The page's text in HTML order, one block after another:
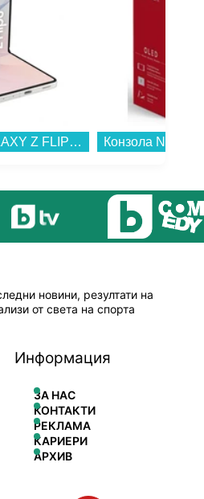
Смартфон Samsung GALAXY Z FLIP8 512GB CREAM SM-F776BZEH , 12 GB, 512 GB...
новини, резултати на
от света на спорта
Информация
ЗА НАС
КОНТАКТИ
РЕКЛАМА
КАРИЕРИ
АРХИВ